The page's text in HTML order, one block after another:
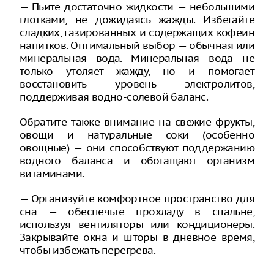
— Пьите достаточно жидкости — небольшими
глотками, не дожидаясь жажды. Избегайте
сладких, газированных и содержащих кофеин
напитков. Оптимальный выбор — обычная или
минеральная вода. Минеральная вода не
только утоляет жажду, но и помогает
восстановить уровень электролитов,
поддерживая водно-солевой баланс.
Обратите также внимание на свежие фрукты,
овощи и натуральные соки (особенно
овощные) — они способствуют поддержанию
водного баланса и обогащают организм
витаминами.
— Организуйте комфортное пространство для
сна — обеспечьте прохладу в спальне,
используя вентиляторы или кондиционеры.
Закрывайте окна и шторы в дневное время,
чтобы избежать перегрева.